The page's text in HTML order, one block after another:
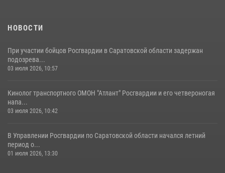
05 августа 2026, 12:55
НОВОСТИ
При участии бойцов Росгвардии в Саратовской области задержан
подозрева...
03 июля 2026, 10:57
Кинолог транспортного ОМОН "Атлант" Росгвардии и его четвероногая
напа...
03 июля 2026, 10:42
В Управлении Росгвардии по Саратовской области начался летний
период о...
01 июля 2026, 13:30